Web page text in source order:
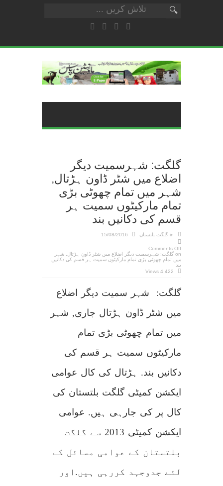
گلگت: شہرسمیت دیگر
اضلاع میں شٹر ڈاون ہڑتال,
شہر میں تمام چھوٹی بڑی
تمام مارکیٹوں سمیت ہر
قسم کی دکانیں بند
in گلگت بلتستان 15/08/2016
Comments Off
on گلگت: شہرسمیت دیگر اضلاع میں شٹر ڈاون ہڑتال, شہر
میں تمام چھوٹی بڑی تمام مارکیٹوں سمیت ہر قسم کی دکانیں
بند
4,422 Views
گلگت: شہر سمیت دیگر اضلاع
میں شٹر ڈاون ہڑتال جاری, شہر
میں تمام چھوٹی بڑی تمام
مارکیٹوں سمیت ہر قسم کی
دکانیں بند. ہڑتال کی کال عوامی
ایکشن کمیٹی گلگت بلتستان کی
کال پر کی جارہی ہیں. عوامی
ایکشن کمیٹی 2013 سے گلگت
بلتستان کے عوامی مسائل کے
لئے جدوجہد کررہی ہیں.اور